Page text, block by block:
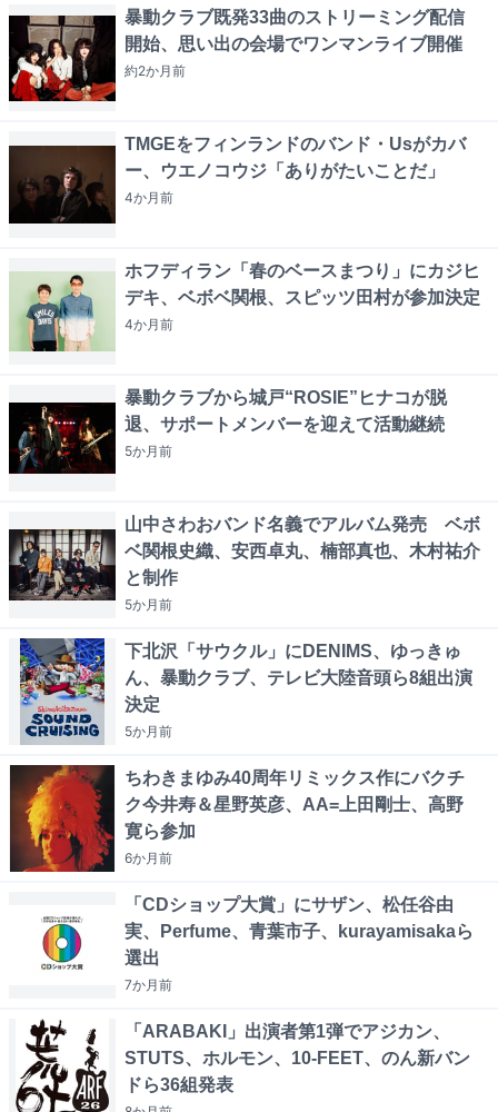
暴動クラブ既発33曲のストリーミング配信
開始、思い出の会場でワンマンライブ開催
約2か月前
TMGEをフィンランドのバンド・Usがカバ
ー、ウエノコウジ「ありがたいことだ」
4か月前
ホフディラン「春のベースまつり」にカジヒ
デキ、ベボベ関根、スピッツ田村が参加決定
4か月前
暴動クラブから城戸“ROSIE”ヒナコが脱
退、サポートメンバーを迎えて活動継続
5か月前
山中さわおバンド名義でアルバム発売 ベボ
ベ関根史織、安西卓丸、楠部真也、木村祐介
と制作
5か月前
下北沢「サウクル」にDENIMS、ゆっきゅ
ん、暴動クラブ、テレビ大陸音頭ら8組出演
決定
5か月前
ちわきまゆみ40周年リミックス作にバクチ
ク今井寿＆星野英彦、AA=上田剛士、高野
寛ら参加
6か月前
「CDショップ大賞」にサザン、松任谷由
実、Perfume、青葉市子、kurayamisakaら
選出
7か月前
「ARABAKI」出演者第1弾でアジカン、
STUTS、ホルモン、10-FEET、のん新バン
ドら36組発表